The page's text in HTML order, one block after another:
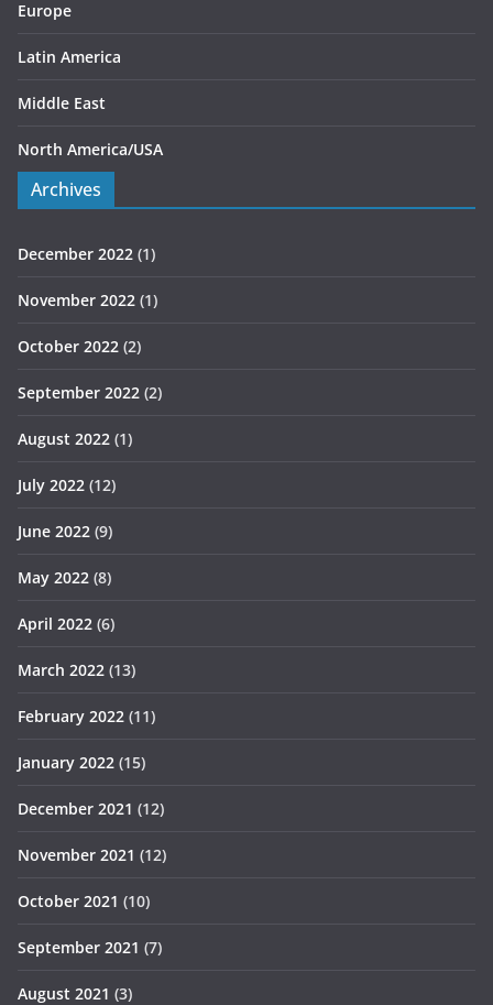
Europe
Latin America
Middle East
North America/USA
Archives
December 2022 (1)
November 2022 (1)
October 2022 (2)
September 2022 (2)
August 2022 (1)
July 2022 (12)
June 2022 (9)
May 2022 (8)
April 2022 (6)
March 2022 (13)
February 2022 (11)
January 2022 (15)
December 2021 (12)
November 2021 (12)
October 2021 (10)
September 2021 (7)
August 2021 (3)